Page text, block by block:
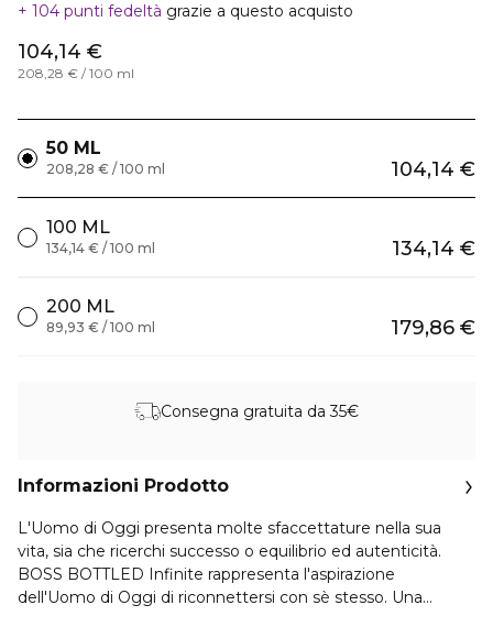
104 punti fedeltà grazie a questo acquisto
104,14 €
208,28 € / 100 ml
50 ML
104,14 €
208,28 € / 100 ml
100 ML
134,14 €
134,14 € / 100 ml
200 ML
179,86 €
89,93 € / 100 ml
Consegna gratuita da 35€
Informazioni Prodotto
L'Uomo di Oggi presenta molte sfaccettature nella sua
vita, sia che ricerchi successo o equilibrio ed autenticità.
BOSS BOTTLED Infinite rappresenta l'aspirazione
dell'Uomo di Oggi di riconnettersi con sè stesso. Una